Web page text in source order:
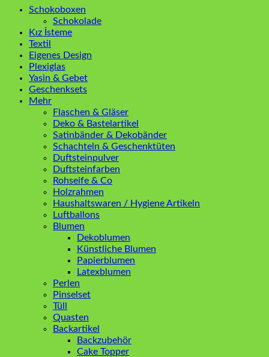
Schokoboxen
Schokolade
Kız İsteme
Textil
Eigenes Design
Plexiglas
Yasin & Gebet
Geschenksets
Mehr
Flaschen & Gläser
Deko & Bastelartikel
Satinbänder & Dekobänder
Schachteln & Geschenktüten
Duftsteinpulver
Duftsteinfarben
Rohseife & Co
Holzrahmen
Haushaltswaren / Hygiene Artikeln
Luftballons
Blumen
Dekoblumen
Künstliche Blumen
Papierblumen
Latexblumen
Perlen
Pinselset
Tüll
Quasten
Backartikel
Backzubehör
Cake Topper